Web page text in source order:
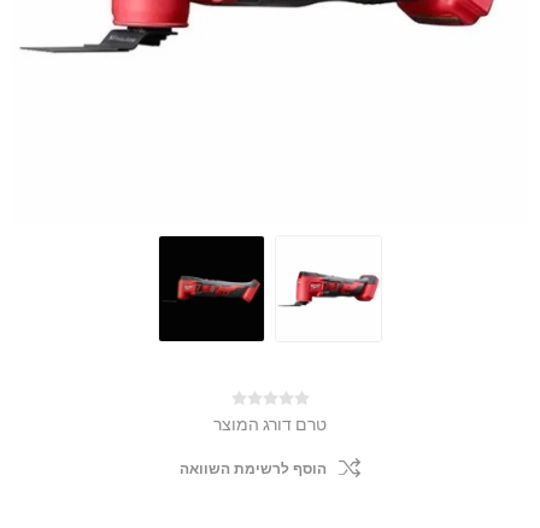
טרם דורג המוצר
הוסף לרשימת השוואה